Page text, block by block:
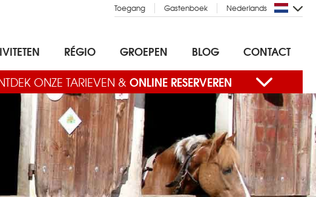
Toegang Gastenboek Nederlands
RÉGIO GROEPEN BLOG CONTACT
ONZE TARIEVEN & ONLINE RESERVEREN